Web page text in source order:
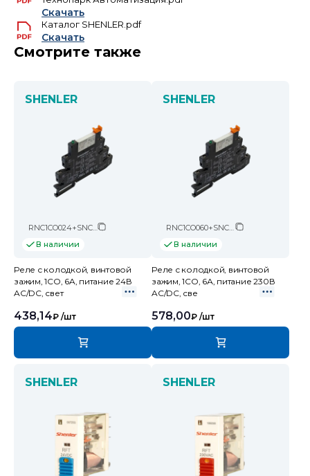
Скачать
Каталог SHENLER.pdf
Скачать
Смотрите также
SHENLER
RNC1CO024+SNC05-E-A
В наличии
Реле с колодкой, винтовой
зажим, 1CO, 6A, питание 24В
AC/DC, свет
438,14₽ /шт
SHENLER
RNC1CO060+SNC05-E-D
В наличии
Реле с колодкой, винтовой
зажим, 1CO, 6А, питание 230В
AC/DC, све
578,00₽ /шт
SHENLER SHENLER